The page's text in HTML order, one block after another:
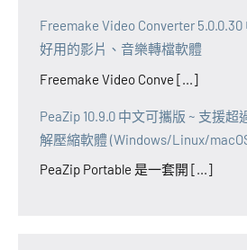
Freemake Video Converter
好用的影片、音樂轉檔軟體
Freemake Video Conve [...]
PeaZip 10.9.0 中文可攜版 ~ 支援超
解壓縮軟體 (Windows/Linux/
PeaZip Portable 是一套開 [...]